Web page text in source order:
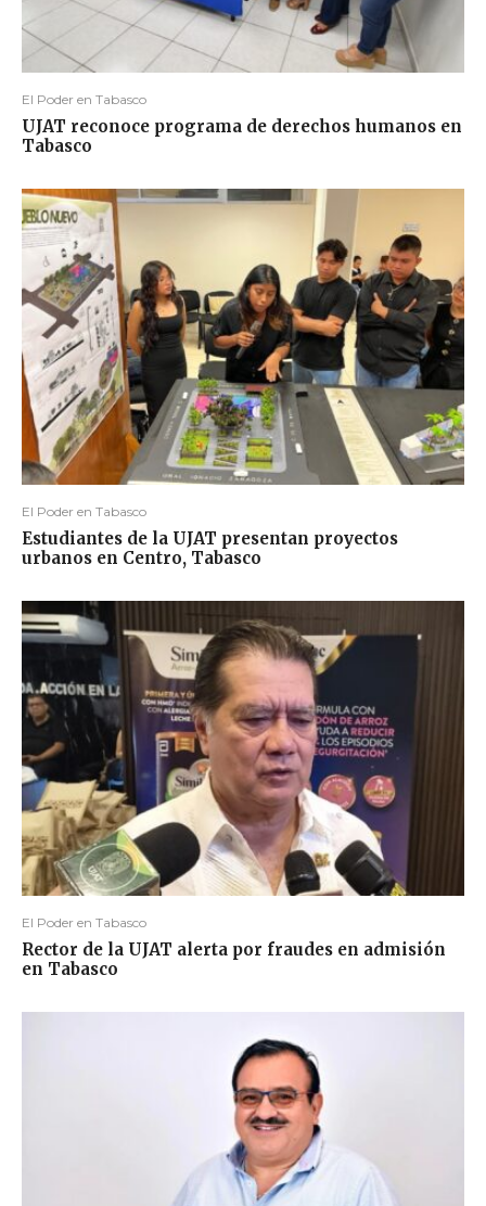
El Poder en Tabasco
UJAT reconoce programa de derechos humanos en
Tabasco
El Poder en Tabasco
Estudiantes de la UJAT presentan proyectos
urbanos en Centro, Tabasco
El Poder en Tabasco
Rector de la UJAT alerta por fraudes en admisión
en Tabasco